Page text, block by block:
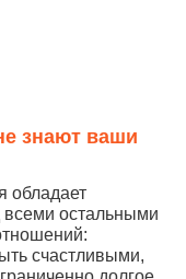
знают ваши
обладает
остальными
счастливыми,